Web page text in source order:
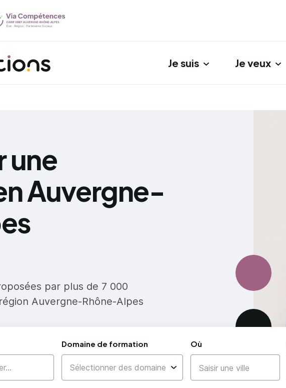
Je suis Je veux
une
Auvergne-
par plus de 7 000
Auvergne-Rhône-Alpes
Domaine de formation Où